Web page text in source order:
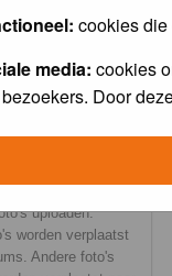
cookies die
media: cookies
Door
uploaden.
worden verplaatst
Andere foto's